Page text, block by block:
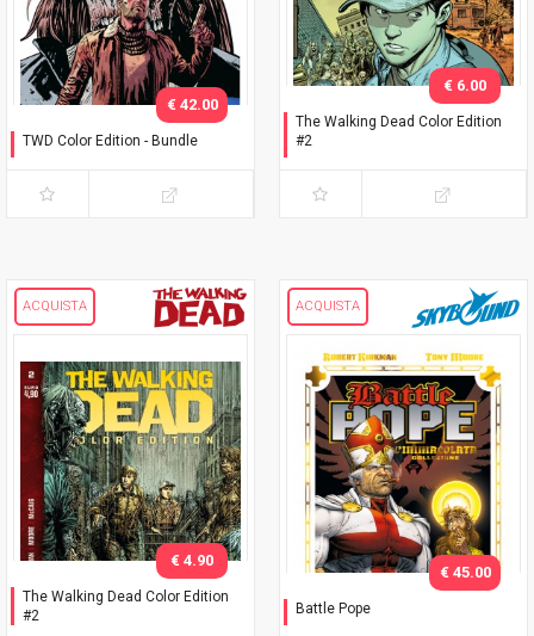
TWD Color Edition - Bundle
€ 42.00
The Walking Dead Color Edition
#2
€ 6.00
ACQUISTA
The Walking Dead Color Edition
#2
€ 4.90
ACQUISTA
Battle Pope
€ 45.00